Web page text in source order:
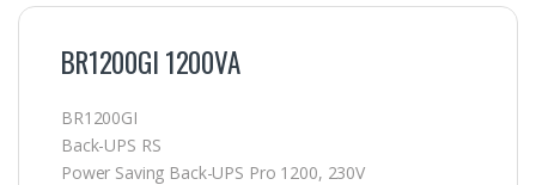
BR1200GI 1200VA
BR1200GI
Back-UPS RS
Power Saving Back-UPS Pro 1200, 230V